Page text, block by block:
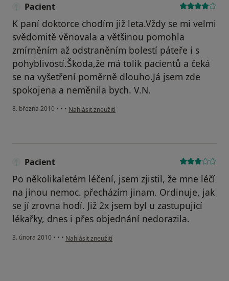
Pacient
K paní doktorce chodím již leta.Vždy se mi velmi
svědomitě věnovala a většinou pomohla
zmírněním až odstraněním bolestí páteře i s
pohyblivostí.Škoda,že má tolik pacientů a čeká
se na vyšetření poměrně dlouho.Já jsem zde
spokojena a neměnila bych. V.N.
8. března 2010 • • • podle názoru uživatele Pacient
Nahlásit zneužití
Pacient
Po několikaletém léčení, jsem zjistil, že mne léčí
na jinou nemoc. přecházím jinam. Ordinuje, jak
se jí zrovna hodí. Již 2x jsem byl u zastupující
lékařky, dnes i přes objednání nedorazila.
3. února 2010 • • • podle názoru uživatele Pacient
Nahlásit zneužití